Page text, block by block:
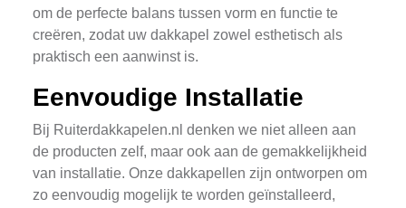
om de perfecte balans tussen vorm en functie te
creëren, zodat uw dakkapel zowel esthetisch als
praktisch een aanwinst is.
Eenvoudige Installatie
Bij Ruiterdakkapelen.nl denken we niet alleen aan
de producten zelf, maar ook aan de gemakkelijkheid
van installatie. Onze dakkapellen zijn ontworpen om
zo eenvoudig mogelijk te worden geïnstalleerd,